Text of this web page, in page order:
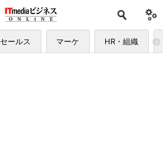
セールス マーケ HR・組織